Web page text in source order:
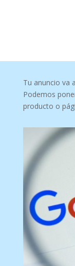
Tu anuncio va
Podemos
producto o